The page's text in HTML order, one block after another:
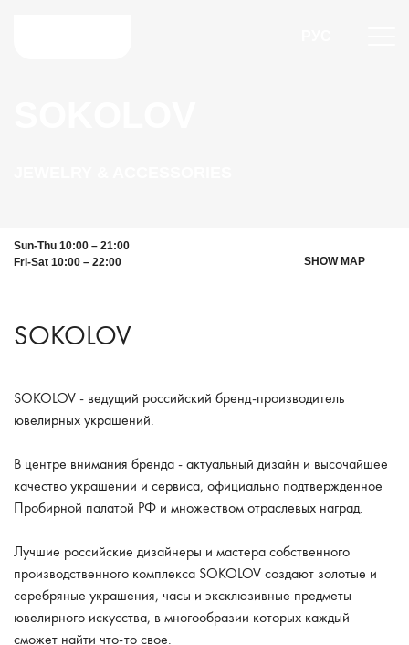
Sun-Thu 10:00 – 21:00
Fri-Sat 10:00 – 22:00
SHOW MAP
SOKOLOV
SOKOLOV - ведущий российский бренд-производитель
ювелирных украшений.
В центре внимания бренда - актуальный дизайн и высочайшее
качество украшении и сервиса, официально подтвержденное
Пробирной палатой РФ и множеством отраслевых наград.
Лучшие российские дизайнеры и мастера собственного
производственного комплекса SOKOLOV создают золотые и
серебряные украшения, часы и эксклюзивные предметы
ювелирного искусства, в многообразии которых каждый
сможет найти что-то свое.